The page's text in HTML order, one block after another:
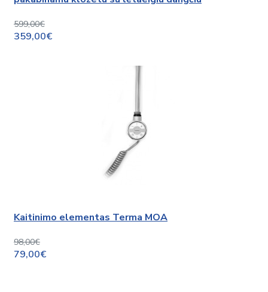
599,00€
359,00€
Kaitinimo elementas Terma MOA
98,00€
79,00€